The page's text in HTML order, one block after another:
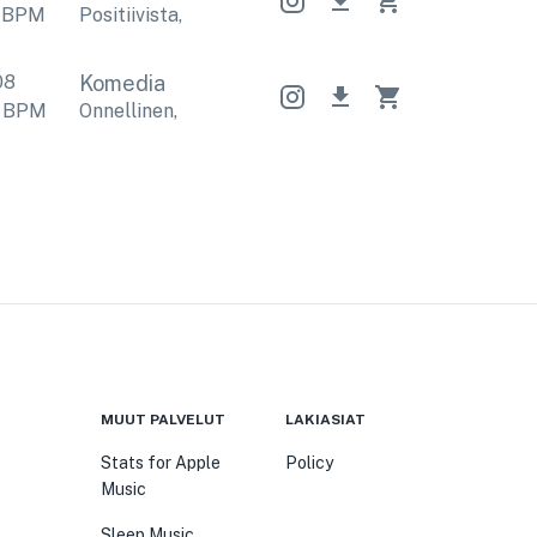
BPM Positiivista, Nostalginen Positiivista
BPM
Komedia
Onnellinen, Onnellinen Pirteä
MUUT PALVELUT
Stats for Apple
Music
LAKIASIAT
Policy